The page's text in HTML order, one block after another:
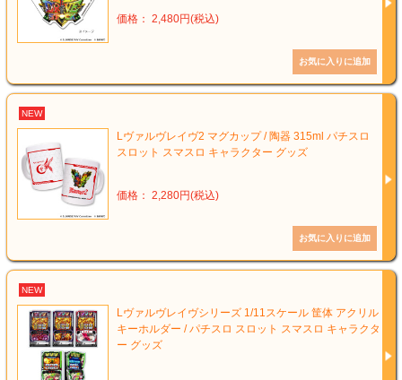
価格： 2,480円(税込)
NEW
Lヴァルヴレイヴ2 マグカップ / 陶器 315ml パチスロ
スロット スマスロ キャラクター グッズ
価格： 2,280円(税込)
NEW
Lヴァルヴレイヴシリーズ 1/11スケール 筐体 アクリル
キーホルダー / パチスロ スロット スマスロ キャラクタ
ー グッズ